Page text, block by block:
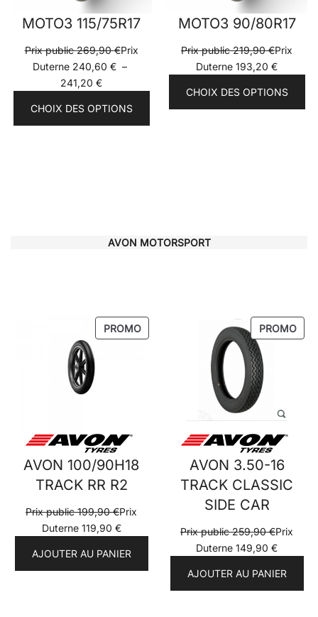
MOTO3 115/75R17
Prix public269,90€Prix
Duterne 240,60 € –
241,20 €Plage
prix :
CHOIX DES OPTIONS
MOTO3 90/80R17
Prix public219,90€Prix
Duterne 193,20 €
CHOIX DES OPTIONS
AVON MOTORSPORT
PROMOPRODUIT
AVON 100/90H18
TRACK RR R2
Prix public199,90€Prix
Duterne 119,90 €
AJOUTER AU PANIER
PROMO
AVON 3.50-16
TRACK CLASSIC
SIDE CAR
Prix public259,90€Prix
Duterne 149,90 €
AJOUTER AU PANIER